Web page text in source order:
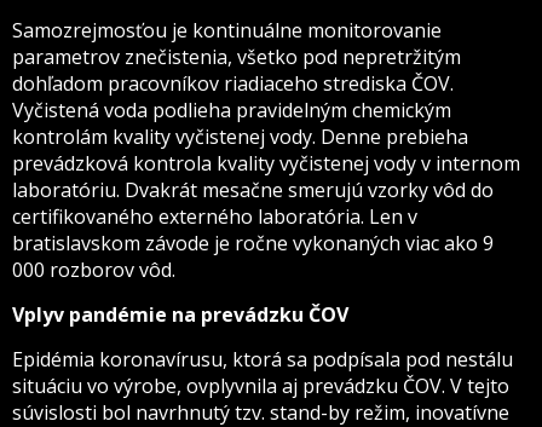
Samozrejmosťou je kontinuálne monitorovanie
parametrov znečistenia, všetko pod nepretržitým
dohľadom pracovníkov riadiaceho strediska ČOV.
Vyčistená voda podlieha pravidelným chemickým
kontrolám kvality vyčistenej vody. Denne prebieha
prevádzková kontrola kvality vyčistenej vody v internom
laboratóriu. Dvakrát mesačne smerujú vzorky vôd do
certifikovaného externého laboratória. Len v
bratislavskom závode je ročne vykonaných viac ako 9
000 rozborov vôd.
Vplyv pandémie na prevádzku ČOV
Epidémia koronavírusu, ktorá sa podpísala pod nestálu
situáciu vo výrobe, ovplyvnila aj prevádzku ČOV. V tejto
súvislosti bol navrhnutý tzv. stand-by režim, inovatívne